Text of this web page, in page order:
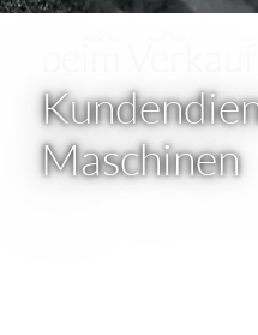
Unser
Maschinen